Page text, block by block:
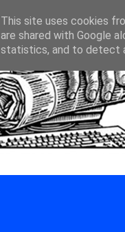
This site uses cookies
are shared with Google
statistics, and to detect